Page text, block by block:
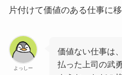
片付けて価値のある仕事に移
よっしー
価値ない仕事は
払った上司の武